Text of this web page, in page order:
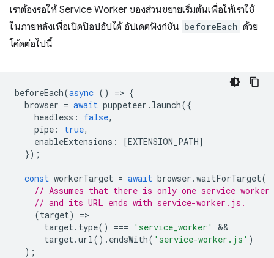
เราต้องรอให้ Service Worker ของส่วนขยายเริ่มต้นเพื่อให้เราใช้
ในภายหลังเพื่อเปิดป๊อปอัปได้ อัปเดตฟังก์ชัน beforeEach ด้วย
โค้ดต่อไปนี้
beforeEach(async () => {
browser = await puppeteer . launch({
headless : false,
pipe : true,
enableExtensions : [EXTENSION_PATH]
});
const workerTarget = await browser .waitForTarget(
// Assumes that there is only one service worker
// and its URL ends with service-worker.js.
(target) =
target. type() === 'service_worker'
target.url(). endsWith( 'service-worker.js' )
);